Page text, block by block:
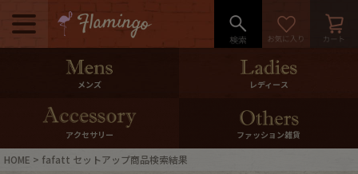
メニュー
500pt＆10％Offクーポンプレゼン
10％0ffクーポンプレゼント
メンズ レディース
アクセサリー ファッション雑貨
HOME fafatt セットアップ商品検索結果